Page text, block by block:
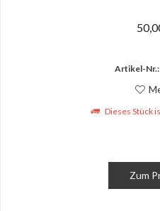
Artikel-Nr.:
Dieses Stück
Zum